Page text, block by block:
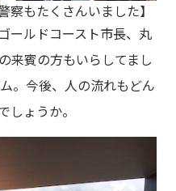
察もたくさんいました】
ールドコースト市長、丸
来賓の方もいらしてまし
。今後、人の流れもどん
しょうか。